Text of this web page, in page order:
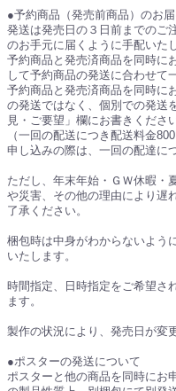
●予約商品（発売前商品）のお
発送は発売日の３日前までのご
のお手元に届くように手配いた
予約商品と発売済商品を同時に
して予約商品の発送に合わせて
予約商品と発売済商品を同時に
の発送ではなく、個別での発送
見・ご要望」欄にお書きください
（一回の配送につき配送料金
申し込みの際は、一回の配達に
ただし、年末年始・ＧＷ休暇・
や災害、その他の理由により遅
了承ください。
梱包時は中身がわからないよう
いたします。
時間指定、日時指定をご希望さ
ます。
製作の状況により、発売日が変
●ポスターの発送について
ポスターと他の商品を同時にお